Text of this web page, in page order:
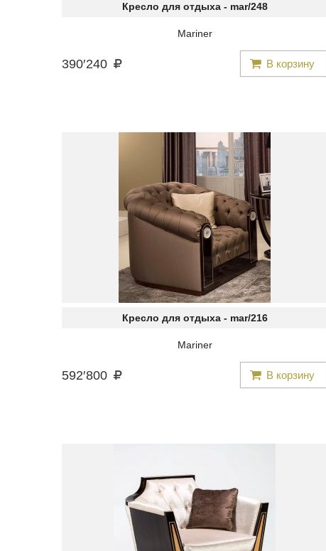
Кресло для отдыха - mar/248
Mariner
390′240 В корзину
Кресло для отдыха - mar/216
Mariner
592′800 В корзину